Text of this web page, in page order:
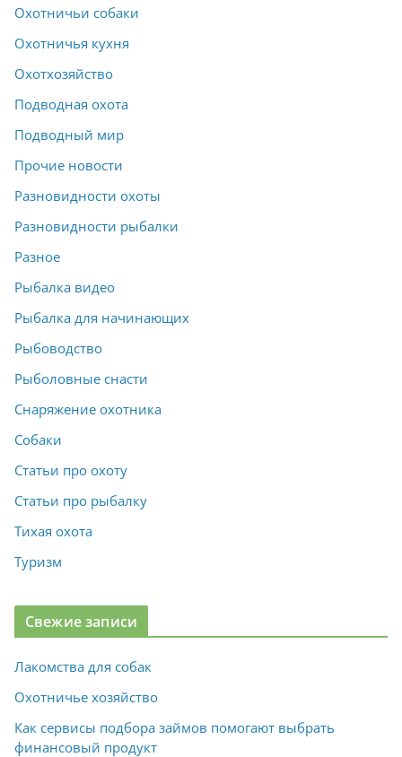
Охотничьи собаки
Охотничья кухня
Охотхозяйство
Подводная охота
Подводный мир
Прочие новости
Разновидности охоты
Разновидности рыбалки
Разное
Рыбалка видео
Рыбалка для начинающих
Рыбоводство
Рыболовные снасти
Снаряжение охотника
Собаки
Статьи про охоту
Статьи про рыбалку
Тихая охота
Туризм
Свежие записи
Лакомства для собак
Охотничье хозяйство
Как сервисы подбора займов помогают выбрать
финансовый продукт